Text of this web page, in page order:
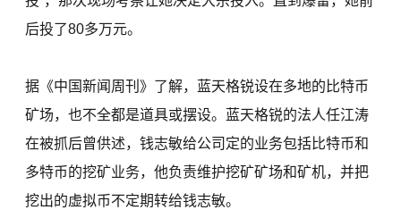
后投了80多万元。
据《中国新闻周刊》了解，蓝天格锐设在多地的比特币
矿场，也不全都是道具或摆设。蓝天格锐的法人任江涛
在被抓后曾供述，钱志敏给公司定的业务包括比特币和
多特币的挖矿业务，他负责维护挖矿矿场和矿机，并把
挖出的虚拟币不定期转给钱志敏。